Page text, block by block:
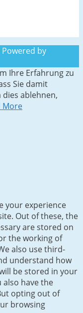
Powered by
Ihre Erfahrung zu
Sie damit
ablehnen,
More
your experience
Out of these, the
are stored on
the working of
also use third-
understand how
be stored in your
have the
opting out of
browsing